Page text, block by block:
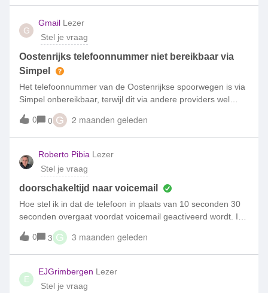
geen direct contact mogelijk via Whatsapp. Allemaal
redenen om Simpel te verlaten.
G
Gmail Lezer
Stel je vraag
Oostenrijks telefoonnummer niet bereikbaar via
Simpel
Het telefoonnummer van de Oostenrijkse spoorwegen is via
Simpel onbereikbaar, terwijl dit via andere providers wel
bereikbaar is. Dit is heel lastig, omdat je tijdens een treinreis
bij treinverstoringen dus geen contact kunt opnemen met
het telefoonnummer 0043-51717. Kan de blokkade van dit
telefoonnummer met spoed opgeheven worden? Anders
moet ik overstappen naar een andere provider.
0 0 G 2 maanden geleden
Roberto Pibia Lezer
Stel je vraag
doorschakeltijd naar voicemail
Hoe stel ik in dat de telefoon in plaats van 10 seconden 30
seconden overgaat voordat voicemail geactiveerd wordt. Ik
heb het volgende
geprobeerd **61*+31624[JE_NUMMER_ZONDER_EERSTE
_0]**11*[SECONDEN]# maar dat werkt niet het blijft gewoon
op een frustrerende 10 seconden staan
0 3 G 3 maanden geleden
E
EJGrimbergen Lezer
Stel je vraag